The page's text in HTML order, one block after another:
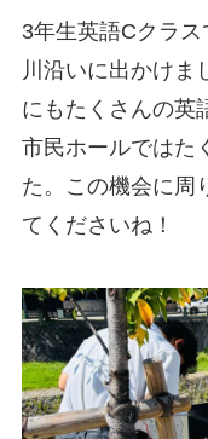
3年生英語Cクラ
川沿いに出かけま
にもたくさんの英
市民ホールではた
た。この機会に周
てくださいね！